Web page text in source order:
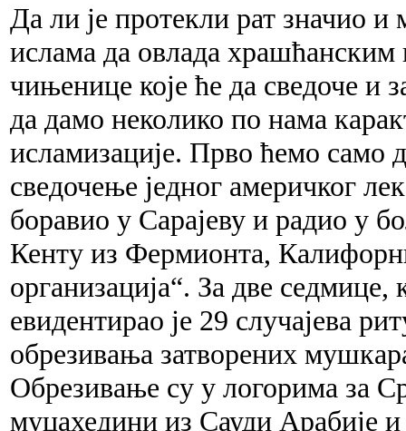
Да ли је протекли рат значио
ислама да овлада
чињенице које ће да сведоче
да дамо неколико по нама
исламизације. Прво ћемо само
сведочење једног америчког
боравио у Сарајеву и радио у
Кенту из Фермионта,
организација“. За две
евидентирао је 29 случајева
обрезивања затворених
Обрезивање су у логорима за
муџахедини из Сауди Арабије